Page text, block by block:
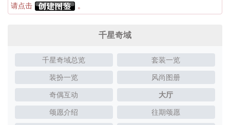
请点击
。
千星奇域
千星奇域总览 套装一览
装扮一览 风尚图册
奇偶互动 大厅
颂愿介绍 往期颂愿